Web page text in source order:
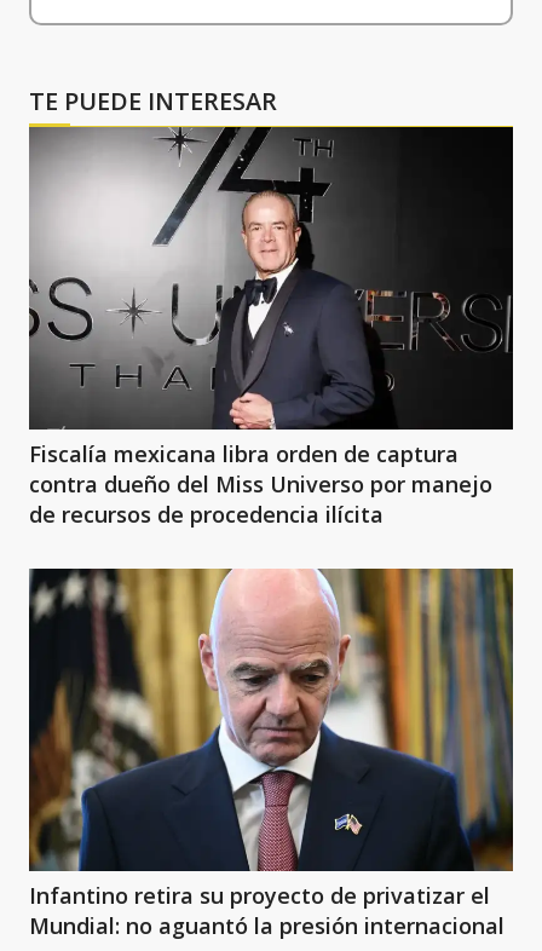
TE PUEDE INTERESAR
Fiscalía mexicana libra orden de captura
contra dueño del Miss Universo por manejo
de recursos de procedencia ilícita
Infantino retira su proyecto de privatizar el
Mundial: no aguantó la presión internacional